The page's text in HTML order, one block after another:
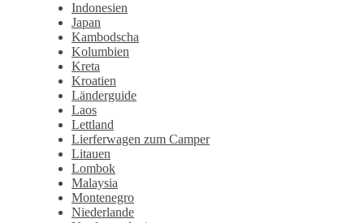
Indonesien
Japan
Kambodscha
Kolumbien
Kreta
Kroatien
Länderguide
Laos
Lettland
Lierferwagen zum Camper
Litauen
Lombok
Malaysia
Montenegro
Niederlande